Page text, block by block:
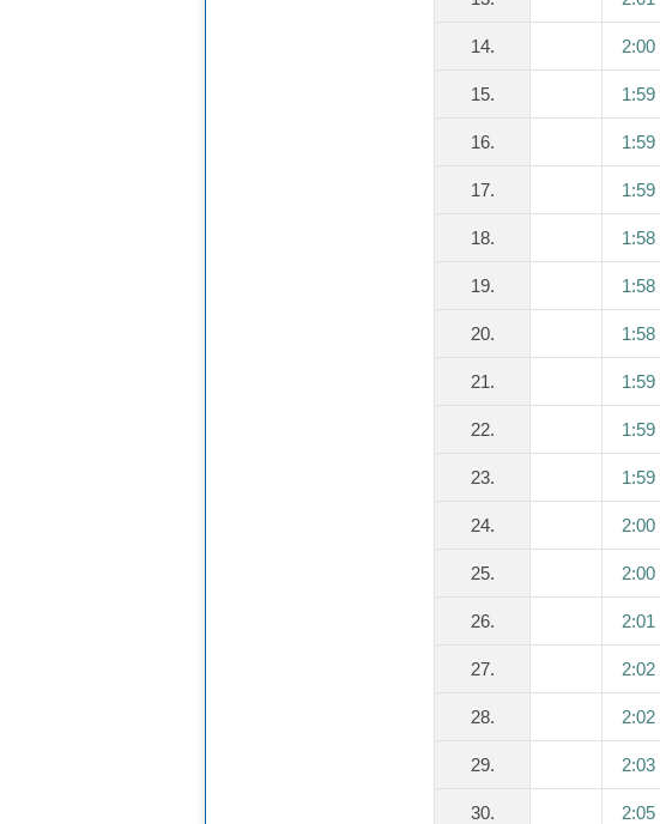
14. 2:00
15. 1:59
16. 1:59
17. 1:59
18. 1:58
19. 1:58
20. 1:58
21. 1:59
22. 1:59
23. 1:59
24. 2:00
25. 2:00
26. 2:01
27. 2:02
28. 2:02
29. 2:03
30. 2:05